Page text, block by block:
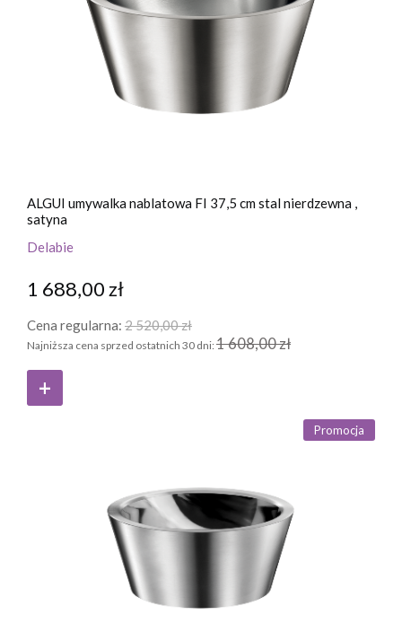
ALGUI umywalka nablatowa FI 37,5 cm stal nierdzewna ,
satyna
Delabie
1 688,00 zł
Cena regularna: 2 520,00 zł
Najniższa cena sprzed ostatnich 30 dni: 1 608,00 zł
Promocja